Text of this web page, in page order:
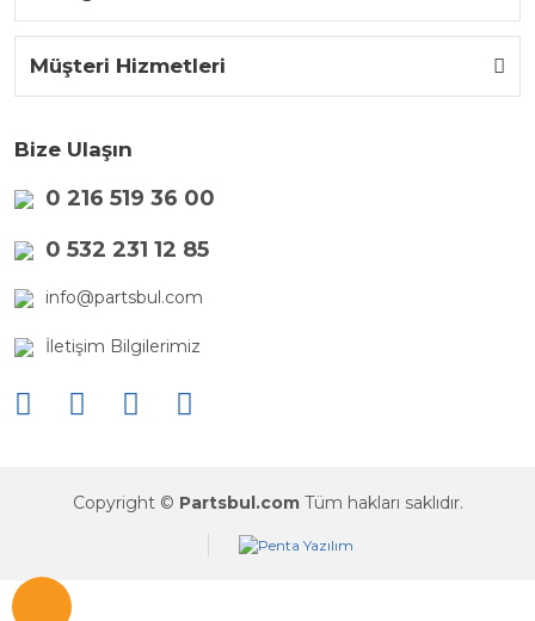
Müşteri Hizmetleri
Bize Ulaşın
0 216 519 36 00
0 532 231 12 85
info@partsbul.com
İletişim Bilgilerimiz
Copyright © Partsbul.com Tüm hakları saklıdır.